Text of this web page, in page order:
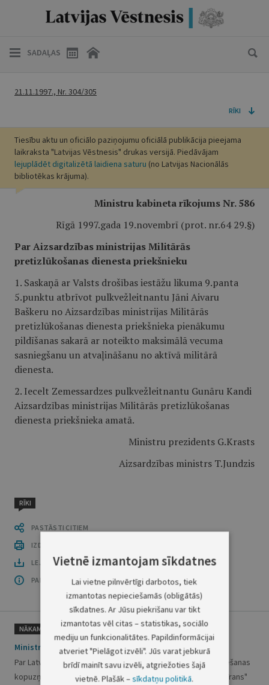
SADAĻAS
21.11.1997., Nr. 304/305
RĪKI
Tiesību aktu un oficiālo paziņojumu oficiālā publikācija pieejama
laikraksta "Latvijas Vēstnesis" drukas versijā. Piedāvājam
lejuplādēt digitalizētā laidiena saturu (no Latvijas Nacionālās
bibliotēkas krājuma).
Ministru kabineta rīkojums Nr. 586
Rīgā 1997.gada 19.novembrī (prot. nr.64 29.§)
Par Aizsardzības ministrijas Militārās
pretizlūkošanas dienesta priekšnieku
1. Saskaņā ar Valsts drošības iestāžu likuma 9.panta
5.punktu atbrīvot pulkvežleitnantu Jāni Aivaru
Baškeru no Aizsardzības ministrijas Militārās
pretizlūkošanas dienesta priekšnieka pienākumu
pildīšanas sakarā ar noteikto maksimālā vecuma
sasniegšanu un atvaļināšanu no aktīvā militārā
dienesta.
2. Iecelt Zemessardzes pulkvežleitnantu Gunāru Kandi
Aizsardzības ministrijas Militārās pretizlūkošanas
dienesta priekšnieka amatā.
Ministru prezidents G.Krasts
Aizsardzības ministrs T.Jundzis
RĪKI
PASTĀSTI CITIEM
IZDRUKĀT PUBLIKĀCIJU
LEJUPLĀDĒT LAIDIENU (PDF)
PAR OFICIĀLO IZDEVUMU
NĀKAMAIS
Ministru kabineta rīkojums Nr.587
Par Latvijas un Krievijas naftas un naftas produktu transportēšanas
kopuzņēmuma sabiedrības ar ierobežotu atbildību "LatRosTrans"
Vietnē izmantojam sīkdatnes
Lai vietne pilnvērtīgi darbotos, tiek
izmantotas nepieciešamās (obligātās)
sīkdatnes. Ar Jūsu piekrišanu var tikt
izmantotas vēl citas – statistikas, sociālo
mediju un funkcionalitātes. Papildinformācijai
atveriet "Pielāgot izvēli". Jūs varat jebkurā
brīdī mainīt savu izvēli, atgriežoties šajā
vietnē. Plašāk –sīkdatņu politikā.